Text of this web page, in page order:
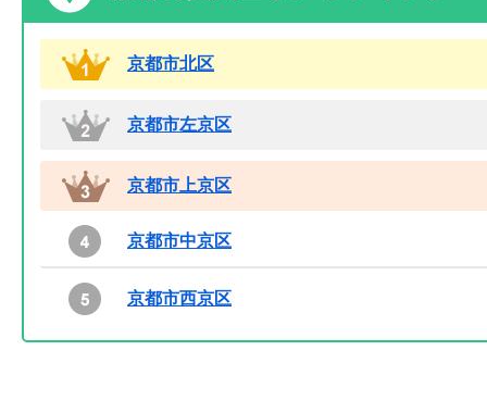
京都市北区
京都市左京区
京都市上京区
京都市中京区
京都市西京区